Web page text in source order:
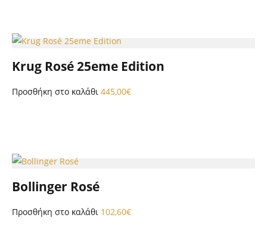
Krug Rosé 25eme Edition
Προσθήκη στο καλάθι 445,00€
Bollinger Rosé
Προσθήκη στο καλάθι 102,60€